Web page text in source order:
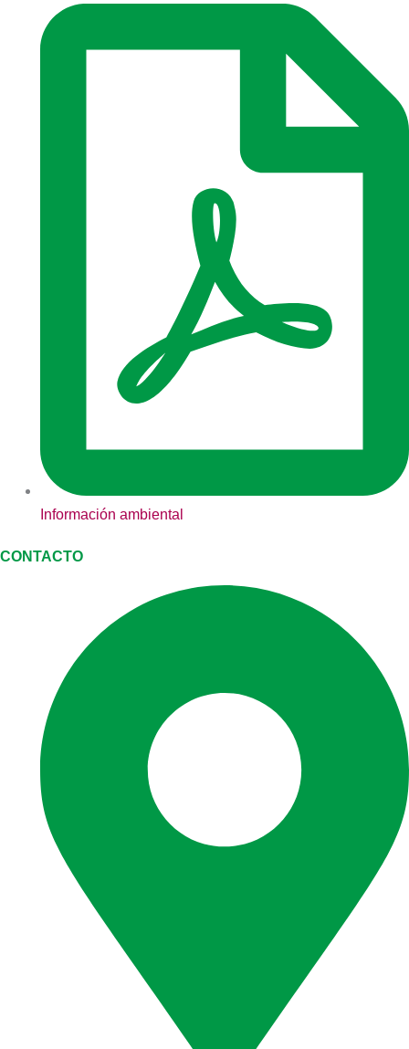
Información ambiental
CONTACTO